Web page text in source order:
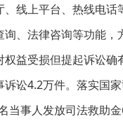
、线上平台、热线电话
询、法律咨询等功能，
权益受损但提起诉讼确
讼4.2万件。落实国
当事人发放司法救助